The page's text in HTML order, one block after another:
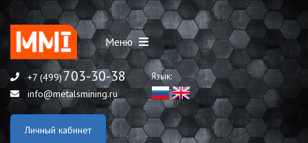
Меню
+7 (499)703-30-38
info@metalsmining.ru
Язык:
Личный кабинет